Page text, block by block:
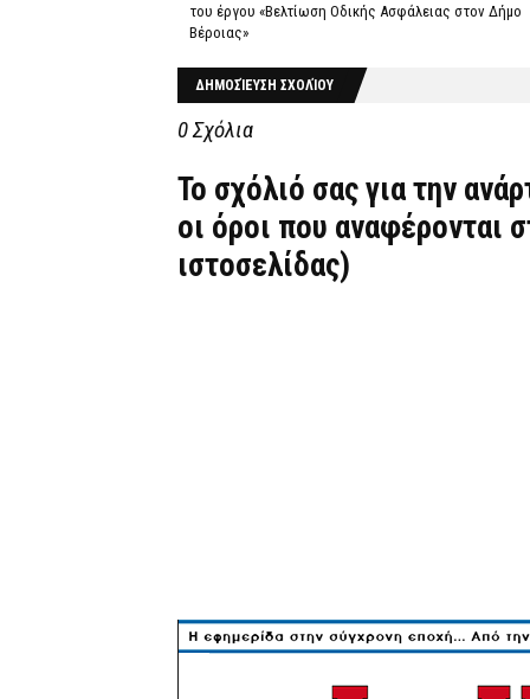
του έργου «Βελτίωση Οδικής Ασφάλειας στον Δήμο
Βέροιας»
ΔΗΜΟΣΊΕΥΣΗ ΣΧΟΛΊΟΥ
0 Σχόλια
Το σχόλιό σας για την
οι όροι που αναφέρονται
ιστοσελίδας)